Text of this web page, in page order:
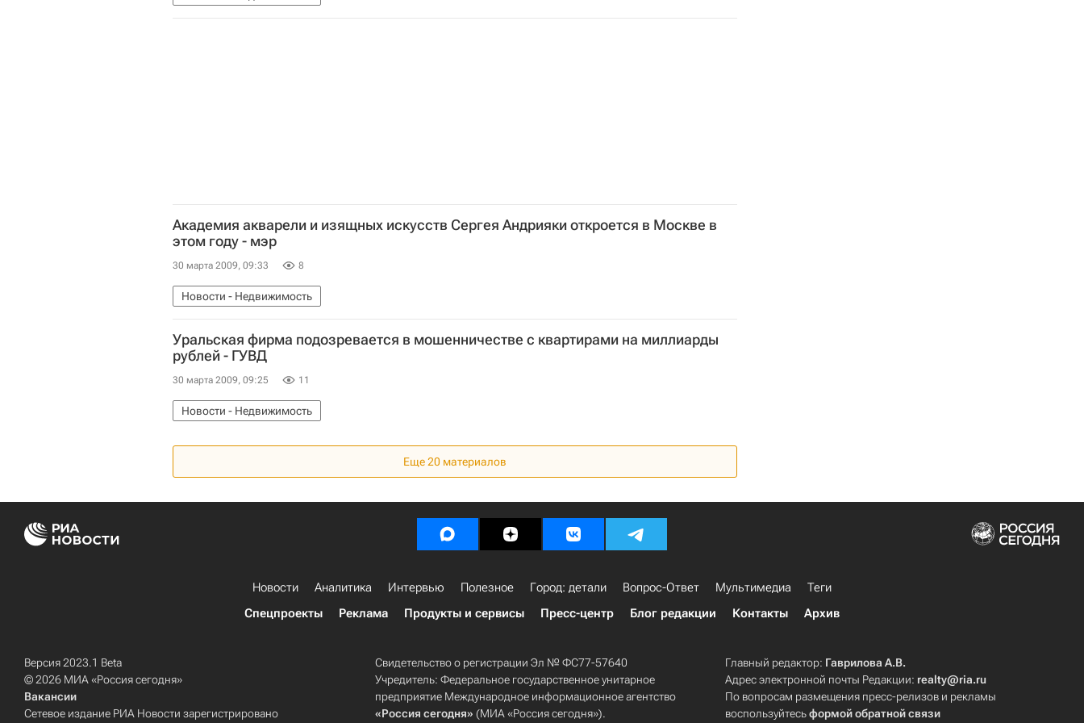
Академия акварели и изящных искусств Сергея Андрияки откроется в Москве в
этом году - мэр
30 марта 2009, 09:33 8
Новости - Недвижимость
Уральская фирма подозревается в мошенничестве с квартирами на миллиарды
рублей - ГУВД
30 марта 2009, 09:25 11
Новости - Недвижимость
Еще 20 материалов
Новости Аналитика Интервью Полезное Город: детали Вопрос-Ответ Мультимедиа
Теги
Спецпроекты
Реклама Продукты и сервисы Пресс-центр Блог редакции Контакты Архив
Версия 2023.1 Beta
© 2026 МИА «Россия сегодня»
Вакансии
Сетевое издание РИА Новости зарегистрировано
Свидетельство о регистрации Эл № ФС77-57640
Учредитель: Федеральное государственное унитарное
предприятие Международное информационное агентство
«Россия сегодня» (МИА «Россия сегодня»).
Главный редактор: Гаврилова А.В.
Адрес электронной почты Редакции: realty@ria.ru
По вопросам размещения пресс-релизов и рекламы
воспользуйтесьформой обратной связи